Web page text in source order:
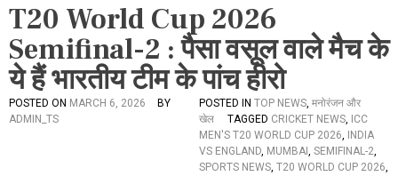
T20 World Cup 2026
Semifinal-2 : पैसा वसूल वाले मैच के
ये हैं भारतीय टीम के पांच हीरो
POSTED ON MARCH 6, 2026
BY
ADMIN_TS
POSTED IN TOP NEWS, मनोरंजन और
खेल
TAGGED CRICKET NEWS, ICC
MEN'S T20 WORLD CUP 2026,
INDIA
VS ENGLAND, MUMBAI , SEMIFINAL-2,
SPORTS NEWS, T20 WORLD CUP 2026,